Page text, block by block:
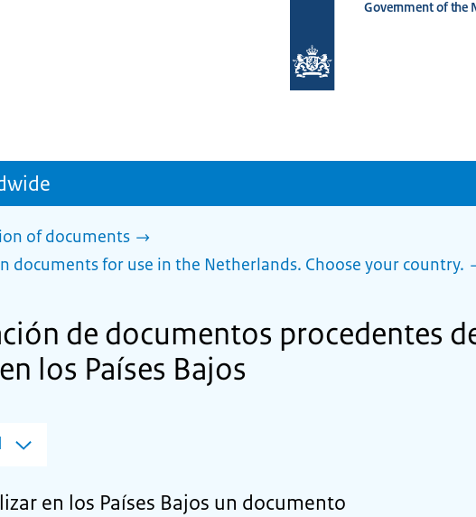
homepage
Government of the
of documents
documents for use in the Netherlands. Choose your country.
de documentos procedentes
los Países Bajos
en los Países Bajos un documento